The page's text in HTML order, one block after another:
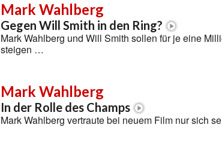
Mark Wahlberg
Gegen Will Smith in den Ring?
Mark Wahlberg und Will Smith sollen für je eine
steigen …
Mark Wahlberg
In der Rolle des Champs
Mark Wahlberg vertraute bei neuem Film nur sich